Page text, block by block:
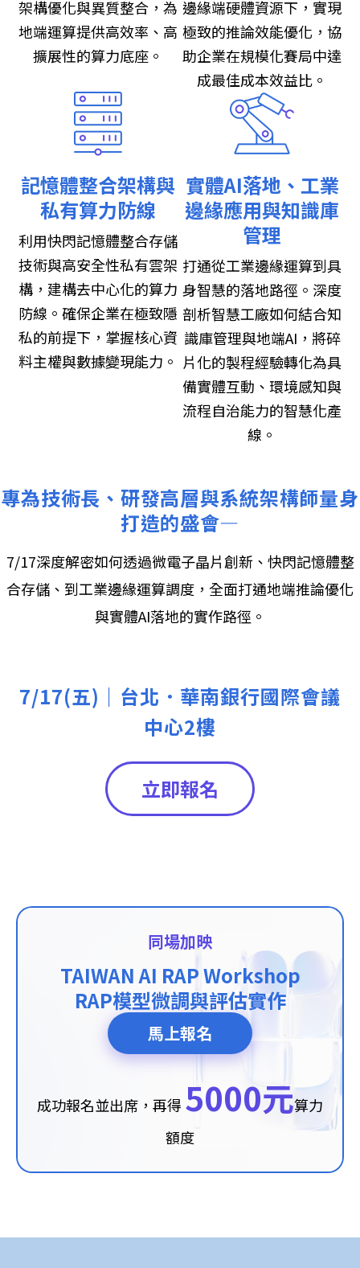
架構優化與異質整合，為
地端運算提供高效率、高
擴展性的算力底座。
邊緣端硬體資源下，實現
極致的推論效能優化，協
助企業在規模化賽局中達
成最佳成本效益比。
記憶體整合架構與
私有算力防線
利用快閃記憶體整合存儲
技術與高安全性私有雲架
構，建構去中心化的算力
防線。確保企業在極致隱
私的前提下，掌握核心資
料主權與數據變現能力。
實體AI落地、工業
邊緣應用與知識庫
管理
打通從工業邊緣運算到具
身智慧的落地路徑。深度
剖析智慧工廠如何結合知
識庫管理與地端AI，將碎
片化的製程經驗轉化為具
備實體互動、環境感知與
流程自治能力的智慧化產
線。
專為技術長、研發高層與系統架構師量身
打造的盛會—
7/17深度解密如何透過微電子晶片創新、快閃記憶體整
合存儲、到工業邊緣運算調度，全面打通地端推論優化
與實體AI落地的實作路徑。
7/17(五)｜台北．華南銀行國際會議
中心2樓
立即報名
同場加映
TAIWAN AI RAP Workshop
RAP模型微調與評估實作
馬上報名
成功報名並出席，再得 5000元算力
額度